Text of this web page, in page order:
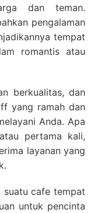
dan teman.
pengalaman
tempat
romantis atau
berkualitas, dan
yang ramah dan
Anda. Apa
pertama kali,
layanan yang
suatu cafe tempat
untuk pencinta